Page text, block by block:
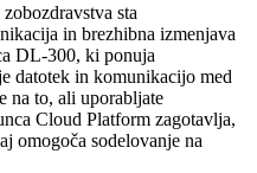
sta
in brezhibna izmenjava
DL-300, ki ponuja
datotek in komunikacijo med
na to, ali uporabljate
Cloud Platform zagotavlja,
omogoča sodelovanje na